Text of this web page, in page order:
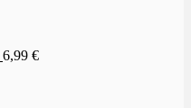
6,99 €